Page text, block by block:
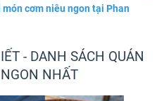
cơm niêu ngon tại Phan
- DANH SÁCH QUÁN
NHẤT